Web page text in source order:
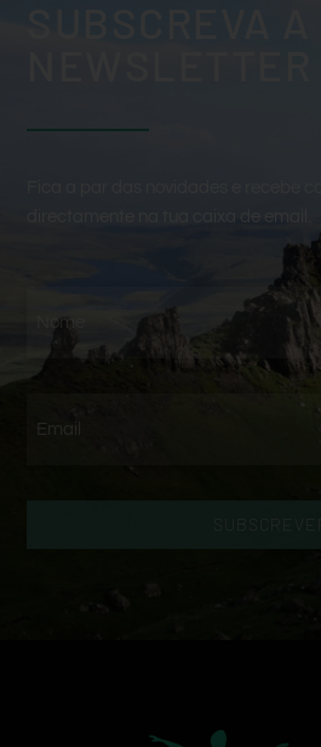
directamente na tua caixa de email.
SUBSCREVER